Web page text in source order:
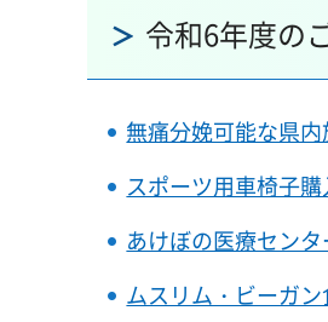
令和6年度の
無痛分娩可能な県
スポーツ用車椅子
あけぼの医療セン
ムスリム・ビーガ